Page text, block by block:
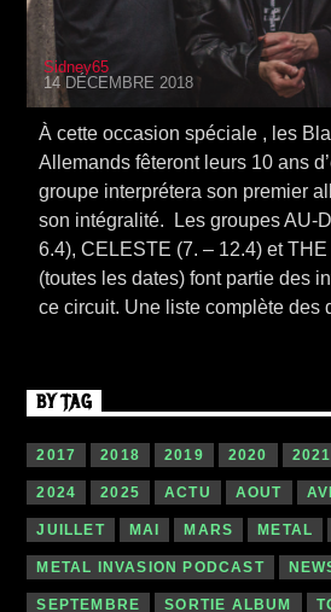
Sidney65
14 DÉCEMBRE 2018
À cette occasion spéciale , les
Allemands fêteront leurs 10 ans
groupe interprétera son premier
son intégralité. Les groupes AU-
6.4), CELESTE (7. – 12.4) et
(toutes les dates) font partie des
ce circuit. Une liste complète des
BY TAG
2017 2018 2019 2020 2021
2024 2025 ACTU AOUT
JUILLET MAI MARS METAL
METAL INVASION PODCAST
SEPTEMBRE SORTIE ALBUM